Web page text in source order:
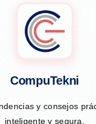
CompuTekni
y consejos
inteligente y segura.